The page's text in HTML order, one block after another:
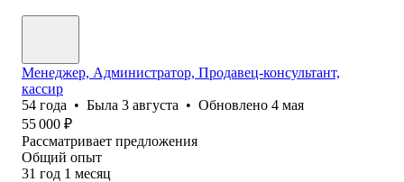
Менеджер, Администратор, Продавец-консультант,
кассир
54 года • Была 3 августа • Обновлено 4 мая
55 000 ₽
Рассматривает предложения
Общий опыт
31 год 1 месяц